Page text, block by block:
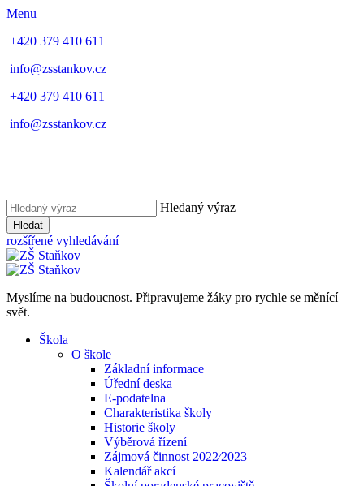
Menu
+420 379 410 611
info@zsstankov.cz
+420 379 410 611
info@zsstankov.cz
Hledaný výraz
Hledat
rozšířené vyhledávání
Myslíme na budoucnost. Připravujeme žáky pro rychle se měnící
svět.
Škola
O škole
Základní informace
Úřední deska
E-podatelna
Charakteristika školy
Historie školy
Výběrová řízení
Zájmová činnost 2022⁄2023
Kalendář akcí